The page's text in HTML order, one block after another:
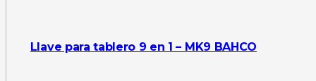
Llave para tablero 9 en 1 – MK9 BAHCO